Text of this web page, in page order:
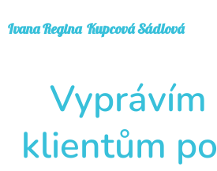
IvanaRegina Kupcová Sádlová
Vyprávím
klientům